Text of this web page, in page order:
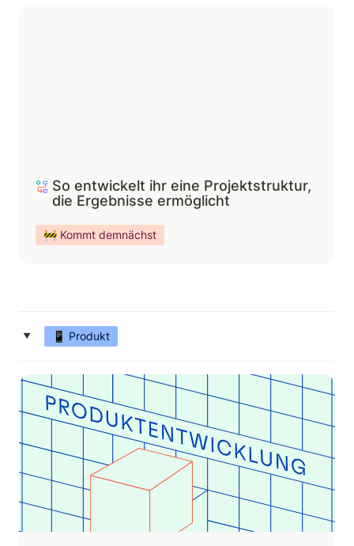
So entwickelt ihr eine Projektstruktur,
die Ergebnisse ermöglicht
🚧 Kommt demnächst
‣ 📱 Produkt
So entwickelst du eine gute Produktstrategie